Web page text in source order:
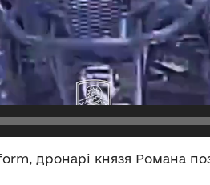
дронарі князя Романа